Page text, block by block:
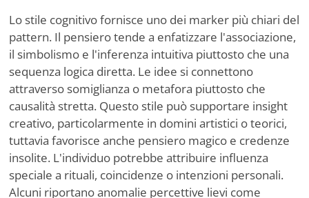
Lo stile cognitivo fornisce uno dei marker più chiari del
pattern. Il pensiero tende a enfatizzare l'associazione,
il simbolismo e l'inferenza intuitiva piuttosto che una
sequenza logica diretta. Le idee si connettono
attraverso somiglianza o metafora piuttosto che
causalità stretta. Questo stile può supportare insight
creativo, particolarmente in domini artistici o teorici,
tuttavia favorisce anche pensiero magico e credenze
insolite. L'individuo potrebbe attribuire influenza
speciale a rituali, coincidenze o intenzioni personali.
Alcuni riportano anomalie percettive lievi come